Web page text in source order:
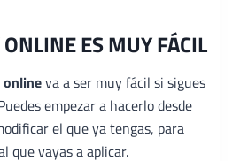
ES MUY FÁCIL
va a ser muy fácil si sigues
empezar a hacerlo desde
el que ya tengas, para
que vayas a aplicar.